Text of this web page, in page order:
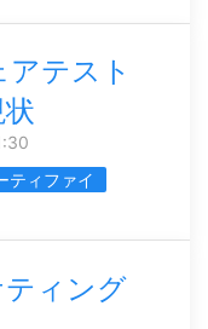
テスト
ティファイ
ィング